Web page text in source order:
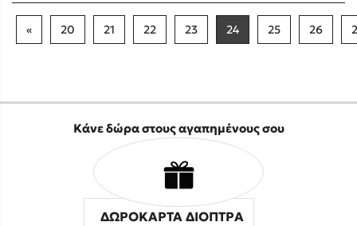
« 20 21 22 23 24 25 26
Κάνε δώρα στους αγαπημένους σου
ΔΩΡΟΚΑΡΤΑ ΔΙΟΠΤΡΑ